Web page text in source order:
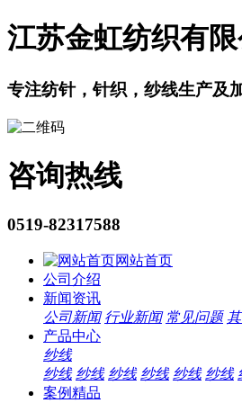
江苏金虹纺织有限
专注纺针，针织，纱线生产及
咨询热线
0519-82317588
网站首页
公司介绍
新闻资讯
公司新闻 行业新闻 常见问题
产品中心
纱线
纱线 纱线 纱线 纱线 纱线 纱线
案例精品